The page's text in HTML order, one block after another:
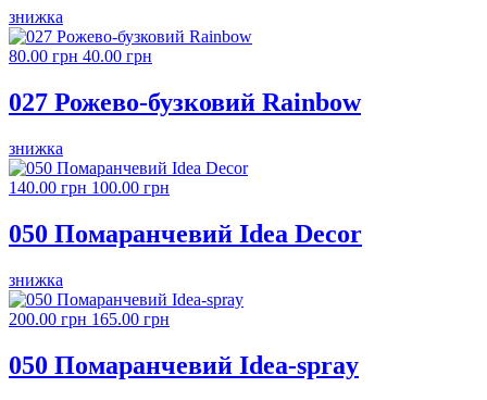
знижка
80.00 грн 40.00 грн
027 Рожево-бузковий Rainbow
знижка
140.00 грн 100.00 грн
050 Помаранчевий Idea Decor
знижка
200.00 грн 165.00 грн
050 Помаранчевий Idea-spray